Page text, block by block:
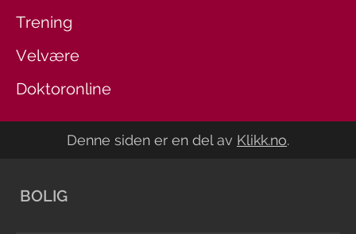
Trening
Velvære
Doktoronline
Denne siden er en del av Klikk.no.
BOLIG